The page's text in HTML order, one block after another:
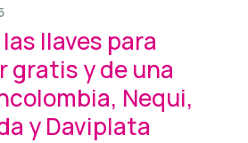
llaves para
gratis y de una
Nequi,
y Daviplata